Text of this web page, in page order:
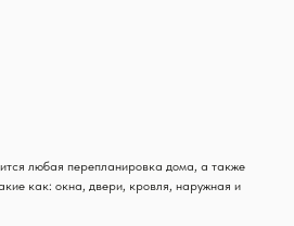
любая перепланировка дома, а также
как: окна, двери, кровля, наружная и